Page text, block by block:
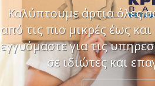
Καλύπτουμε άρτια όλες
από τις πιο μικρές έως και
εγγυόμαστε για τις
σε ιδιώτες και